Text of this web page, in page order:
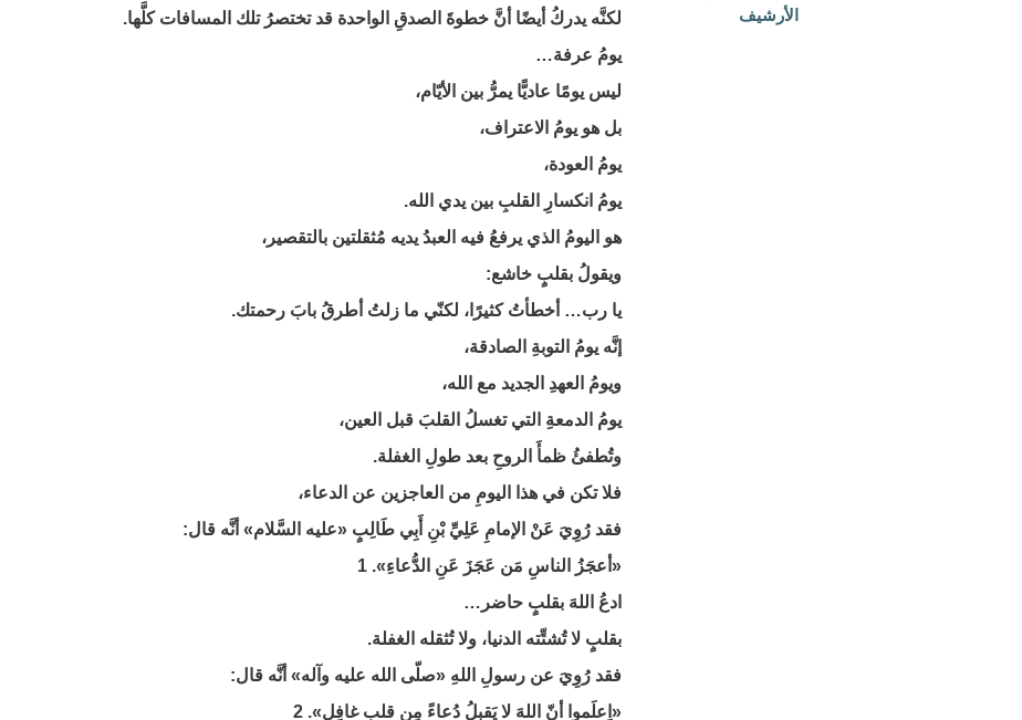
الأرشيف
لكنَّه يدركُ أيضًا أنَّ خطوةَ الصدقِ الواحدة قد تختصرُ تلك المسافات كلَّها.
يومُ عرفة…
ليس يومًا عاديًّا يمرُّ بين الأيّام،
بل هو يومُ الاعتراف،
يومُ العودة،
يومُ انكسارِ القلبِ بين يدي الله.
هو اليومُ الذي يرفعُ فيه العبدُ يديه مُثقلتين بالتقصير،
ويقولُ بقلبٍ خاشع:
يا رب… أخطأتُ كثيرًا، لكنّي ما زلتُ أطرقُ بابَ رحمتك.
إنَّه يومُ التوبةِ الصادقة،
ويومُ العهدِ الجديد مع الله،
يومُ الدمعةِ التي تغسلُ القلبَ قبل العين،
وتُطفئُ ظمأَ الروحِ بعد طولِ الغفلة.
فلا تكن في هذا اليومِ من العاجزين عن الدعاء،
فقد رُوِيَ عَنْ الإمامِ عَلِيِّ بْنِ أَبِي طَالِبٍ «عليه السَّلام» أنَّه قال:
«أعجَزُ الناسِ مَن عَجَزَ عَنِ الدُّعاءِ». 1
ادعُ اللهَ بقلبٍ حاضر…
بقلبٍ لا تُشتِّته الدنيا، ولا تُثقله الغفلة.
فقد رُوِيَ عن رسولِ اللهِ «صلّى الله عليه وآله» أنَّه قال:
«اِعلَموا أنّ اللهَ لا يَقبلُ دُعاءً مِن قلبٍ غافِل». 2